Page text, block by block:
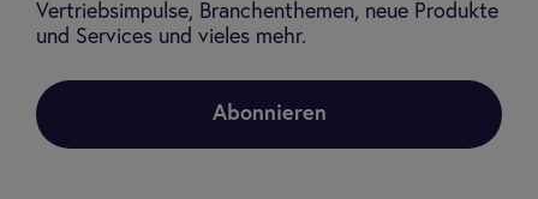
Vertriebsimpulse, Branchenthemen, neue Produkte
und Services und vieles mehr.
Abonnieren